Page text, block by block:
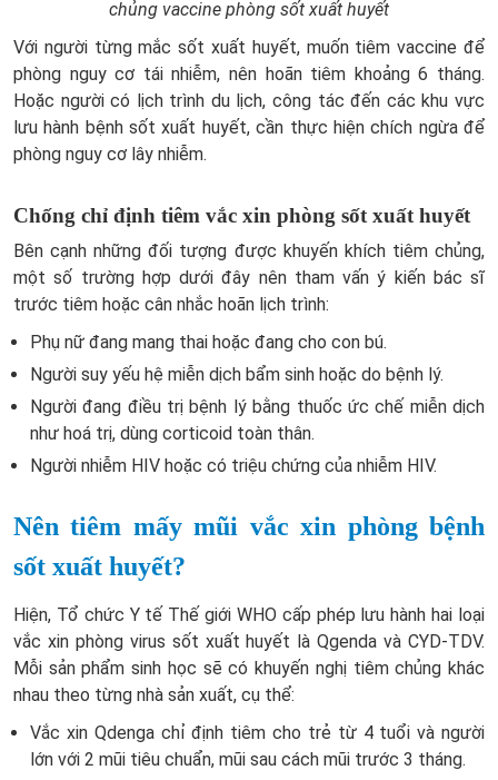
chủng vaccine phòng sốt xuất huyết
Với người từng mắc sốt xuất huyết, muốn tiêm vaccine để
phòng nguy cơ tái nhiễm, nên hoãn tiêm khoảng 6 tháng.
Hoặc người có lịch trình du lịch, công tác đến các khu vực
lưu hành bệnh sốt xuất huyết, cần thực hiện chích ngừa để
phòng nguy cơ lây nhiễm.
Chống chỉ định tiêm vắc xin phòng sốt xuất huyết
Bên cạnh những đối tượng được khuyến khích tiêm chủng,
một số trường hợp dưới đây nên tham vấn ý kiến bác sĩ
trước tiêm hoặc cân nhắc hoãn lịch trình:
Phụ nữ đang mang thai hoặc đang cho con bú.
Người suy yếu hệ miễn dịch bẩm sinh hoặc do bệnh lý.
Người đang điều trị bệnh lý bằng thuốc ức chế miễn dịch
như hoá trị, dùng corticoid toàn thân.
Người nhiễm HIV hoặc có triệu chứng của nhiễm HIV.
Nên tiêm mấy mũi vắc xin phòng bệnh
sốt xuất huyết?
Hiện, Tổ chức Y tế Thế giới WHO cấp phép lưu hành hai loại
vắc xin phòng virus sốt xuất huyết là Qgenda và CYD-TDV.
Mỗi sản phẩm sinh học sẽ có khuyến nghị tiêm chủng khác
nhau theo từng nhà sản xuất, cụ thể:
Vắc xin Qdenga chỉ định tiêm cho trẻ từ 4 tuổi và người
lớn với 2 mũi tiêu chuẩn, mũi sau cách mũi trước 3 tháng.